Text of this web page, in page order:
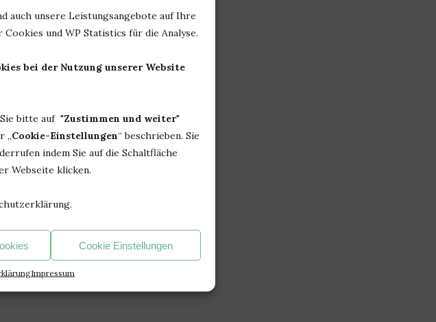
auch unsere Leistungsangebote auf Ihre
und WP Statistics für die Analyse.
bei der Nutzung unserer Website
bitte auf "Zustimmen und weiter"
„Cookie-Einstellungen“ beschrieben. Sie
indem Sie auf die Schaltfläche
Webseite klicken.
Cookie Einstellungen
Impressum
er mich ins Bett
Alles richtig
neue
Seite man es
*was bei
unsere Heldin
aufs
hätte. Was
mir, wie es euch